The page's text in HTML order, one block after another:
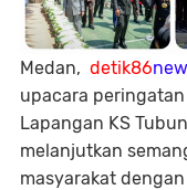
Medan, detik86
upacara
Lapangan KS
melanjutkan
masyarakat